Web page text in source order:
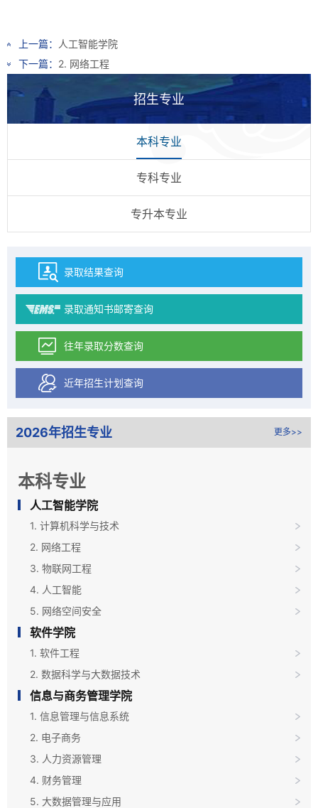
上一篇：
人工智能学院
下一篇： 2. 网络工程
招生专业
本科专业
专科专业
专升本专业
录取结果查询
录取通知书邮寄查询
往年录取分数查询
近年招生计划查询
2026年招生专业 更多>>
本科专业
人工智能学院
1. 计算机科学与技术
2. 网络工程
3. 物联网工程
4. 人工智能
5. 网络空间安全
软件学院
1. 软件工程
2. 数据科学与大数据技术
信息与商务管理学院
1. 信息管理与信息系统
2. 电子商务
3. 人力资源管理
4. 财务管理
5. 大数据管理与应用